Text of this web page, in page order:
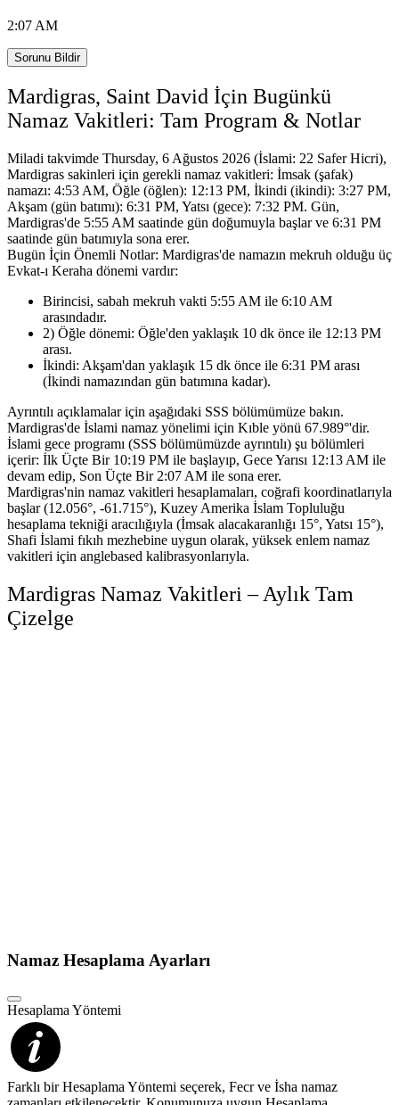
2:07 AM
Sorunu Bildir
Mardigras, Saint David İçin Bugünkü
Namaz Vakitleri: Tam Program & Notlar
Miladi takvimde Thursday, 6 Ağustos 2026 (İslami: 22 Safer Hicri),
Mardigras sakinleri için gerekli namaz vakitleri: İmsak (şafak)
namazı: 4:53 AM, Öğle (öğlen): 12:13 PM, İkindi (ikindi): 3:27 PM,
Akşam (gün batımı): 6:31 PM, Yatsı (gece): 7:32 PM. Gün,
Mardigras'de 5:55 AM saatinde gün doğumuyla başlar ve 6:31 PM
saatinde gün batımıyla sona erer.
Bugün İçin Önemli Notlar: Mardigras'de namazın mekruh olduğu üç
Evkat-ı Keraha dönemi vardır:
Birincisi, sabah mekruh vakti 5:55 AM ile 6:10 AM
arasındadır.
2) Öğle dönemi: Öğle'den yaklaşık 10 dk önce ile 12:13 PM
arası.
İkindi: Akşam'dan yaklaşık 15 dk önce ile 6:31 PM arası
(İkindi namazından gün batımına kadar).
Ayrıntılı açıklamalar için aşağıdaki SSS bölümümüze bakın.
Mardigras'de İslami namaz yönelimi için Kıble yönü 67.989°'dir.
İslami gece programı (SSS bölümümüzde ayrıntılı) şu bölümleri
içerir: İlk Üçte Bir 10:19 PM ile başlayıp, Gece Yarısı 12:13 AM ile
devam edip, Son Üçte Bir 2:07 AM ile sona erer.
Mardigras'nin namaz vakitleri hesaplamaları, coğrafi koordinatlarıyla
başlar (12.056°, -61.715°), Kuzey Amerika İslam Topluluğu
hesaplama tekniği aracılığıyla (İmsak alacakaranlığı 15°, Yatsı 15°),
Shafi İslami fıkıh mezhebine uygun olarak, yüksek enlem namaz
vakitleri için anglebased kalibrasyonlarıyla.
Mardigras Namaz Vakitleri – Aylık Tam
Çizelge
Namaz Hesaplama Ayarları
Hesaplama Yöntemi
Farklı bir Hesaplama Yöntemi seçerek, Fecr ve İsha namaz